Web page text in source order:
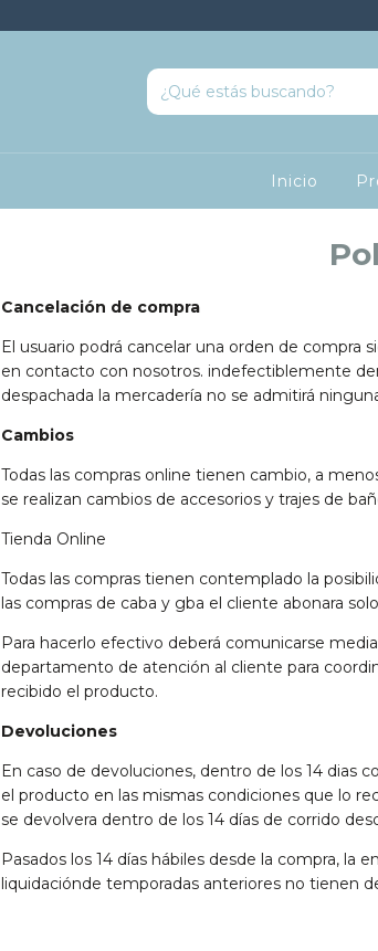
Inicio
Cancelación de compra
El usuario podrá cancelar una orden de compra
en contacto con nosotros. indefectiblemente
despachada la mercadería no se admitirá
Cambios
Todas las compras online tienen cambio, a
se realizan cambios de accesorios y trajes de
Tienda Online
Todas las compras tienen contemplado la
las compras de caba y gba el cliente abonara
Para hacerlo efectivo deberá comunicarse
departamento de atención al cliente para
recibido el producto.
Devoluciones
En caso de devoluciones, dentro de los 14 dias
el producto en las mismas condiciones que lo
se devolvera dentro de los 14 días de corrido
Pasados los 14 días hábiles desde la compra,
liquidaciónde temporadas anteriores no tienen